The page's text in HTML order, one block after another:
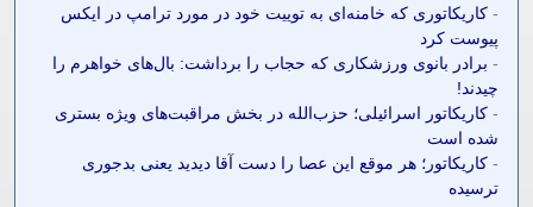
- کاریکاتوری که خامنه‌ای به توییت خود در مورد ترامپ در ایکس
پیوست کرد
- برادر بانوی ورزشکاری که حجاب را برداشت: بال‌های خواهرم را
چیدند!
- کاریکاتور اسرائیلی؛ حزب‌الله در بخش مراقبت‌های ویژه بستری
شده است
- کاریکاتور؛ هر موقع این عصا را دست آقا دیدید یعنی بدجوری
ترسیده